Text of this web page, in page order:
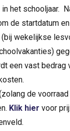
het schooljaar.
de startdatum
wekelijkse
een vast bedrag
de
Klik hier voor